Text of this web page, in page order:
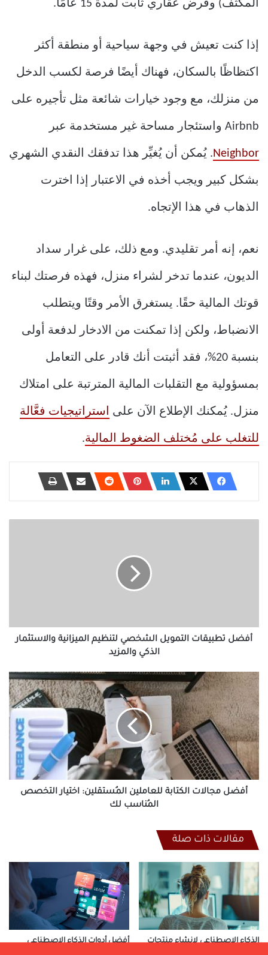
المكثف) وقرض عقاري ثابت لمدة 15 عامًا.
إذا كنت تعيش في وجهة سياحية أو منطقة أكثر
اكتظاظًا بالسكان، فهناك أيضًا فرصة لكسب الدخل
من منزلك، مع وجود خيارات شائعة مثل تأجيره على
Airbnb واستئجار مساحة غير مستخدمة عبر
Neighbor . يُمكن أن يُغيِّر هذا تدفقك النقدي الشهري
بشكل كبير ويجب أخذه في الاعتبار إذا اخترت
الذهاب في هذا الإتجاه.
نعم، إنه أمر تقليدي. ومع ذلك، على غرار سداد
الديون، عندما تدخر لشراء منزل، فهذه فرصتك لبناء
قوتك المالية حقًا. يستغرق الأمر وقتًا ويتطلب
الانضباط، ولكن إذا تمكنت من الادخار لدفعة أولى
بنسبة 20%، فقد أثبتت أنك قادر على التعامل
بمسؤولية مع التقلبات المالية المترتبة على امتلاك
منزل. يُمكنك الإطلاع الآن على استراتيجيات فعَّالة
للتغلب على مُختلف الضغوط المالية.
أفضل تطبيقات التمويل الشخصي لتنظيم الميزانية والاستثمار
الذكي والمزيد
أفضل
مجالات
الكتابة
للعاملين
المُستقلين:
اختيار
التخصص
المُناسب
لك
أفضل مجالات الكتابة للعاملين المُستقلين: اختيار التخصص
المُناسب لك
مقالات ذات صلة
الذكاء الاصطناعي لإنشاء منتجات
أفضل أدوات الذكاء الاصطناعي